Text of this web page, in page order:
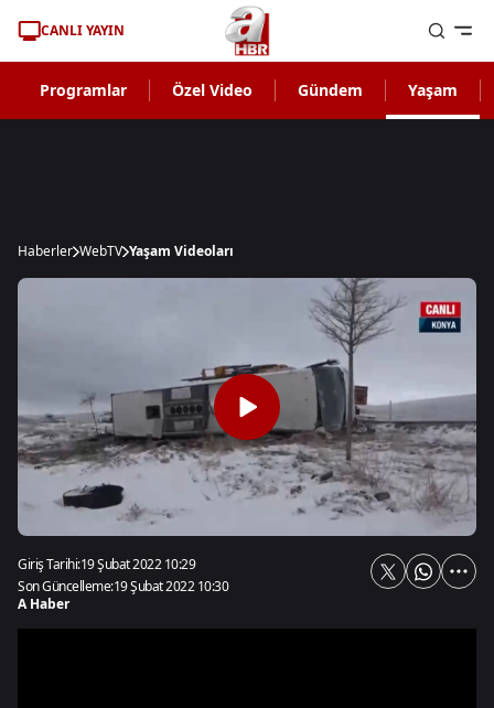
CANLI YAYIN
Programlar Özel Video Gündem Yaşam
Haberler WebTV Yaşam Videoları
Giriş Tarihi:19 Şubat 2022 10:29
Son Güncelleme:19 Şubat 2022 10:30
A Haber